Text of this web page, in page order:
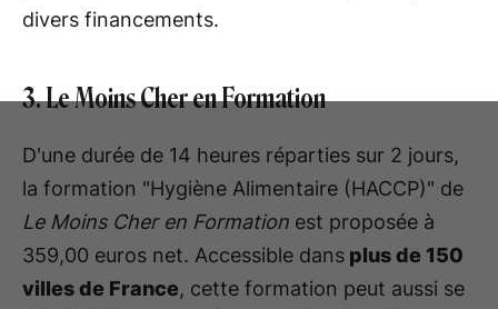
divers financements.
3. Le Moins Cher en Formation
D'une durée de 14 heures réparties sur 2 jours,
la formation "Hygiène Alimentaire (HACCP)" de
Le Moins Cher en Formation est proposée à
359,00 euros net. Accessible dans plus de 150
villes de France, cette formation peut aussi se